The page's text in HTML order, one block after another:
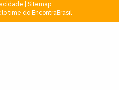
Sitemap
time do EncontraBrasil